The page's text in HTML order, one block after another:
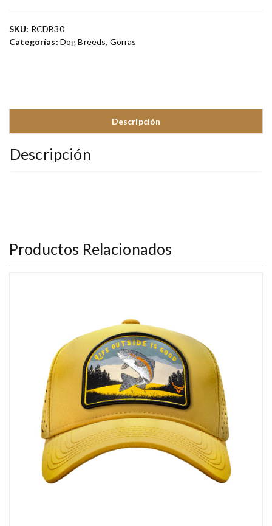
SKU: RCDB30
Categorías: Dog Breeds, Gorras
Descripción
Descripción
Productos Relacionados